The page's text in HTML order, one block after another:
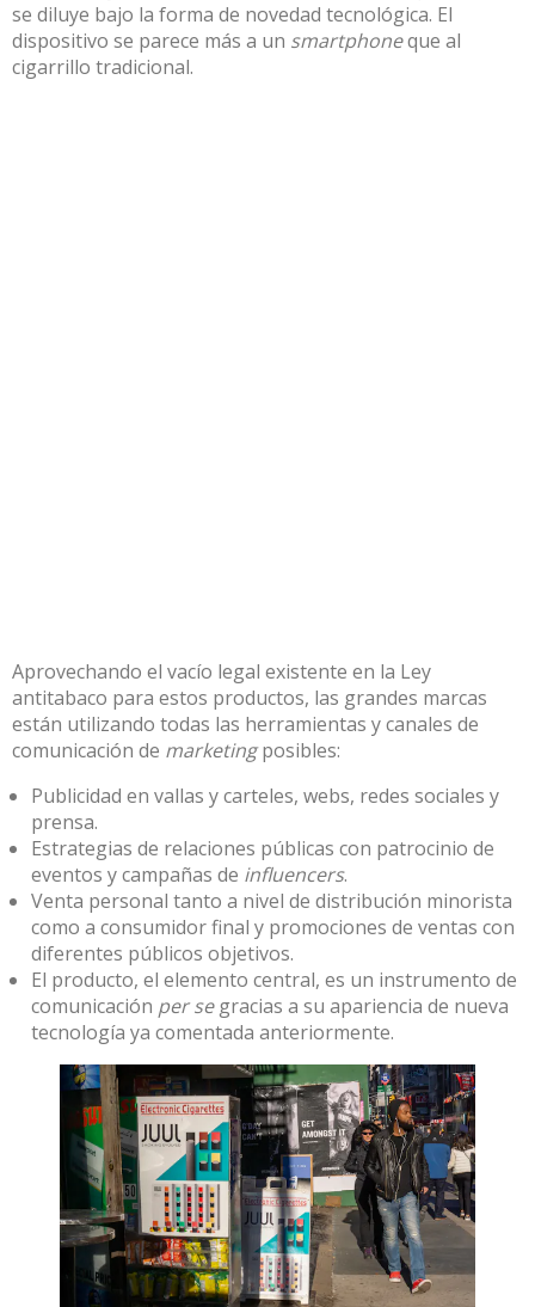
se diluye bajo la forma de novedad tecnológica. El
dispositivo se parece más a un smartphoneque al
cigarrillo tradicional.
Aprovechando el vacío legal existente en la Ley
antitabaco para estos productos, las grandes marcas
están utilizando todas las herramientas y canales de
comunicación de marketingposibles:
Publicidad en vallas y carteles, webs, redes sociales y
prensa.
Estrategias de relaciones públicas con patrocinio de
eventos y campañas de influencers.
Venta personal tanto a nivel de distribución minorista
como a consumidor final y promociones de ventas con
diferentes públicos objetivos.
El producto, el elemento central, es un instrumento de
comunicación per segracias a su apariencia de nueva
tecnología ya comentada anteriormente.